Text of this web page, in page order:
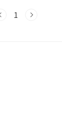
지 나와 있습니
탔을 때 맛의 진
는 진한게 좋아
맞게 드시면 ..
1